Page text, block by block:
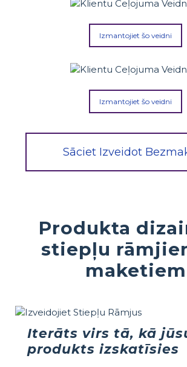
Izmantojiet šo veidni
Izmantojiet šo veidni
Sāciet Izveidot
Produkta
stiepļu
maketiem
Iterāts virs tā, kā
produkts izskatīsies